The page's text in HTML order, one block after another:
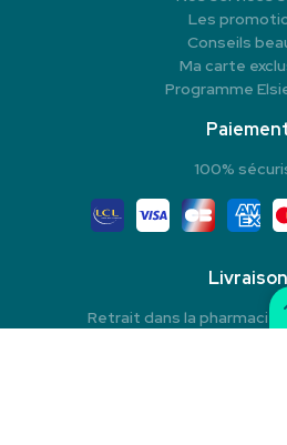
Les
Conseils
Ma carte
Programme
100%
Livraison
Retrait dans la pharmacie